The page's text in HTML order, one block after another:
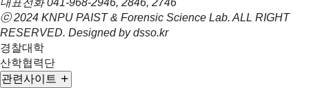
ⓒ 2024 KNPU PAIST & Forensic Science Lab. ALL RIGHT
RESERVED. Designed bydsso.kr
경찰대학
산학협력단
관련사이트